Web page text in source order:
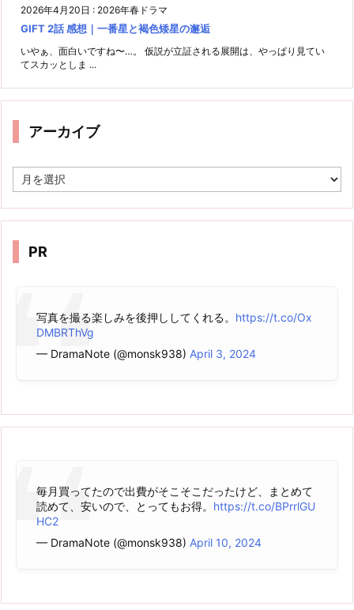
2026年4月20日 : 2026年春ドラマ
GIFT 2話 感想｜一番星と褐色矮星の邂逅
いやぁ、面白いですね〜…。 仮説が立証される展開は、やっぱり見てい
てスカッとしま ...
アーカイブ
ー
イ
PR
写真を撮る楽しみを後押ししてくれる。 https://t.co/Ox
DMBRThVg
— DramaNote (@monsk938) April 3, 2024
毎月買ってたので出費がそこそこだったけど、まとめて
読めて、安いので、とってもお得。 https://t.co/BPrrlGU
HC2
— DramaNote (@monsk938) April 10, 2024